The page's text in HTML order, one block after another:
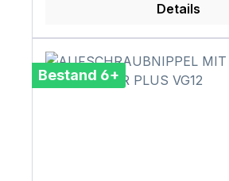
Details
Bestand 6+